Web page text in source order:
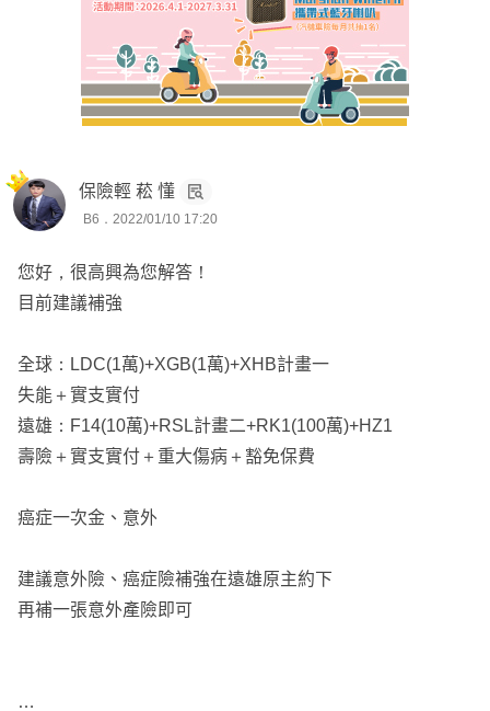
保險輕 菘 懂
B6．2022/01/10 17:20
您好，很高興為您解答！
目前建議補強
全球：LDC(1萬)+XGB(1萬)+XHB計畫一
失能＋實支實付
遠雄：F14(10萬)+RSL計畫二+RK1(100萬)+HZ1
壽險＋實支實付＋重大傷病＋豁免保費
癌症一次金、意外
建議意外險、癌症險補強在遠雄原主約下
再補一張意外產險即可